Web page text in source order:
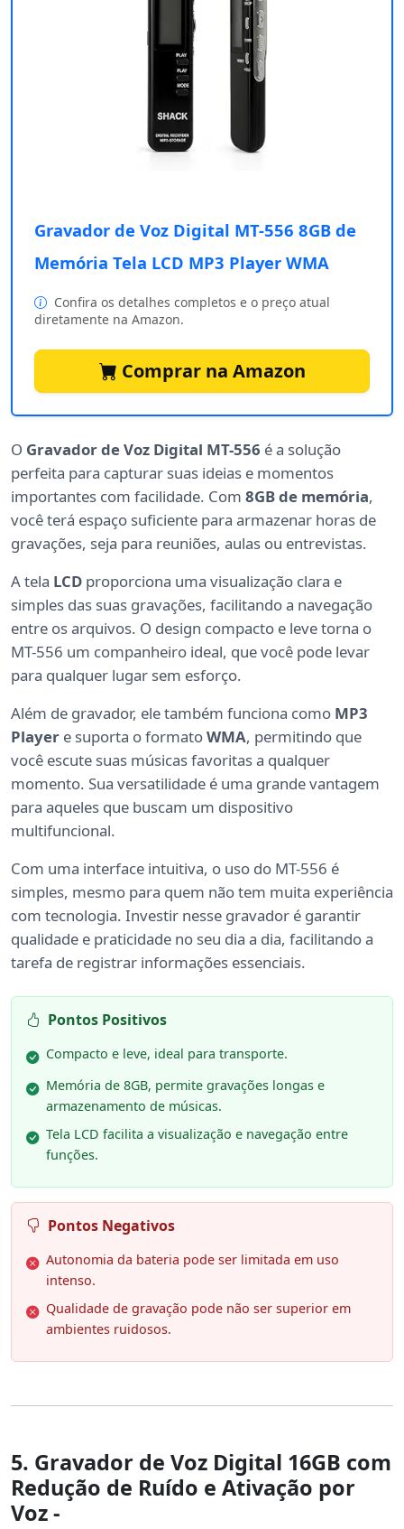
Gravador de Voz Digital MT-556 8GB de
Memória Tela LCD MP3 Player WMA
Confira os detalhes completos e o preço atual
diretamente na Amazon.
Comprar na Amazon
O Gravador de Voz Digital MT-556 é a solução
perfeita para capturar suas ideias e momentos
importantes com facilidade. Com 8GB de memória,
você terá espaço suficiente para armazenar horas de
gravações, seja para reuniões, aulas ou entrevistas.
A tela LCD proporciona uma visualização clara e
simples das suas gravações, facilitando a navegação
entre os arquivos. O design compacto e leve torna o
MT-556 um companheiro ideal, que você pode levar
para qualquer lugar sem esforço.
Além de gravador, ele também funciona como MP3
Player e suporta o formatoWMA, permitindo que
você escute suas músicas favoritas a qualquer
momento. Sua versatilidade é uma grande vantagem
para aqueles que buscam um dispositivo
multifuncional.
Com uma interface intuitiva, o uso do MT-556 é
simples, mesmo para quem não tem muita experiência
com tecnologia. Investir nesse gravador é garantir
qualidade e praticidade no seu dia a dia, facilitando a
tarefa de registrar informações essenciais.
Pontos Positivos
Compacto e leve, ideal para transporte.
Memória de 8GB, permite gravações longas e
armazenamento de músicas.
Tela LCD facilita a visualização e navegação entre
funções.
Pontos Negativos
Autonomia da bateria pode ser limitada em uso
intenso.
Qualidade de gravação pode não ser superior em
ambientes ruidosos.
5. Gravador de Voz Digital 16GB com
Redução de Ruído e Ativação por
Voz -